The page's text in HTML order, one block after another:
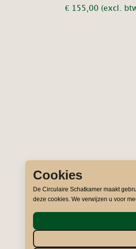
€ 155,00 (excl.
Cookies
De Circulaire Schatkamer maakt
deze cookies. We verwijzen u voor